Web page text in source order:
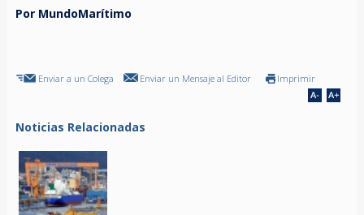
Por MundoMarítimo
Enviar a un Colega Enviar un Mensaje al Editor Imprimir
Noticias Relacionadas